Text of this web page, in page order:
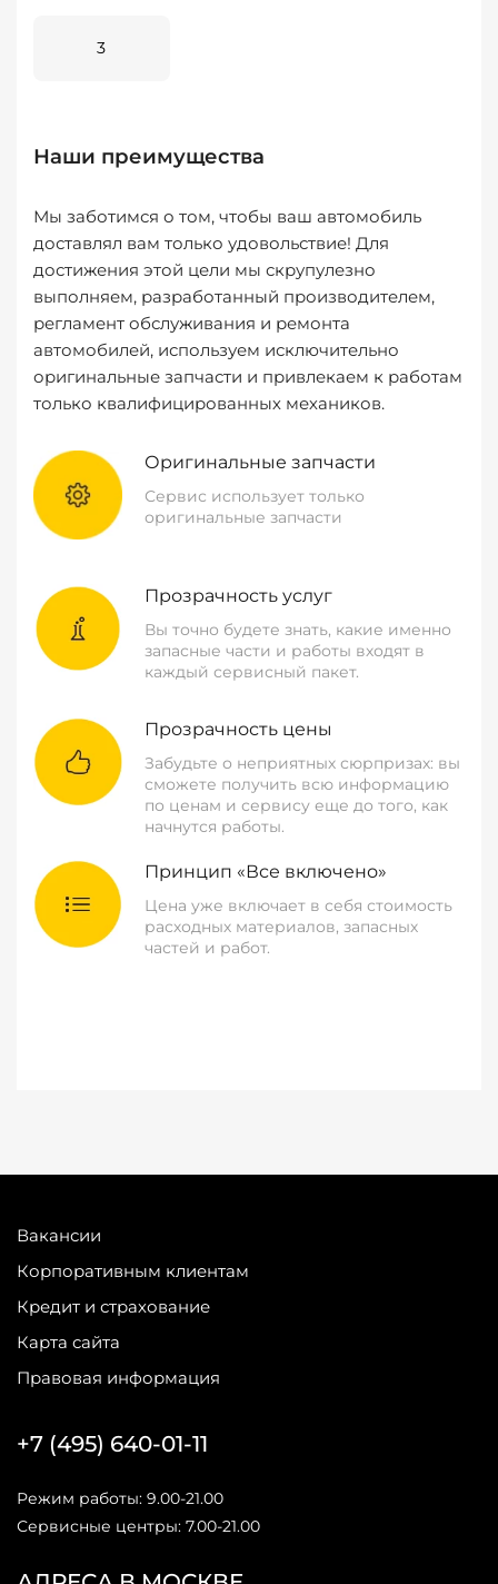
3
Наши преимущества
Мы заботимся о том, чтобы ваш автомобиль
доставлял вам только удовольствие! Для
достижения этой цели мы скрупулезно
выполняем, разработанный производителем,
регламент обслуживания и ремонта
автомобилей, используем исключительно
оригинальные запчасти и привлекаем к работам
только квалифицированных механиков.
Оригинальные запчасти
Сервис использует только
оригинальные запчасти
Прозрачность услуг
Вы точно будете знать, какие именно
запасные части и работы входят в
каждый сервисный пакет.
Прозрачность цены
Забудьте о неприятных сюрпризах: вы
сможете получить всю информацию
по ценам и сервису еще до того, как
начнутся работы.
Принцип «Все включено»
Цена уже включает в себя стоимость
расходных материалов, запасных
частей и работ.
Вакансии
Корпоративным клиентам
Кредит и страхование
Карта сайта
Правовая информация
+7 (495) 640-01-11
Режим работы: 9.00-21.00
Сервисные центры: 7.00-21.00